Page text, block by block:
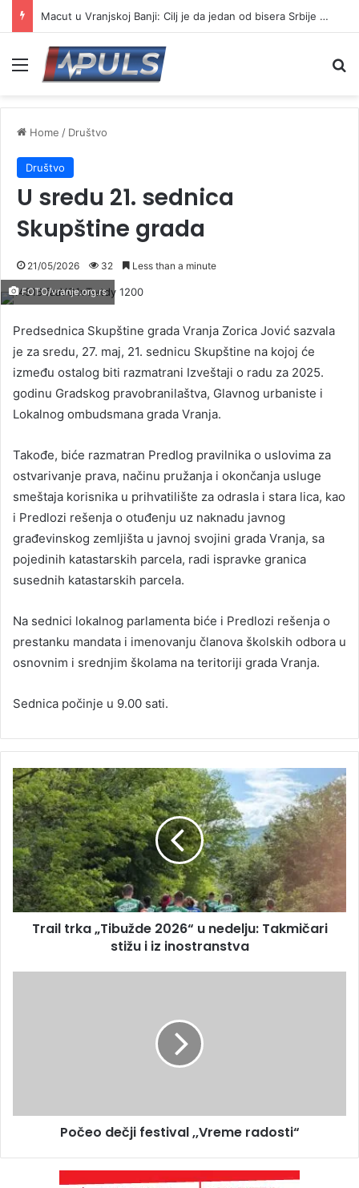
Macut u Vranjskoj Banji: Cilj je da jedan od bisera Srbije postane još jači centar banjskog turizma
Menu
Home / Društvo
Društvo
U sredu 21. sednica
Skupštine grada
21/05/2026 32 Less than a minute
FOTO/vranje.org.rs
Predsednica Skupštine grada Vranja Zorica Jović sazvala
je za sredu, 27. maj, 21. sednicu Skupštine na kojoj će
između ostalog biti razmatrani Izveštaji o radu za 2025.
godinu Gradskog pravobranilaštva, Glavnog urbaniste i
Lokalnog ombudsmana grada Vranja.
Takođe, biće razmatran Predlog pravilnika o uslovima za
ostvarivanje prava, načinu pružanja i okončanja usluge
smeštaja korisnika u prihvatilište za odrasla i stara lica, kao
i Predlozi rešenja o otuđenju uz naknadu javnog
građevinskog zemljišta u javnoj svojini grada Vranja, sa
pojedinih katastarskih parcela, radi ispravke granica
susednih katastarskih parcela.
Na sednici lokalnog parlamenta biće i Predlozi rešenja o
prestanku mandata i imenovanju članova školskih odbora u
osnovnim i srednjim školama na teritoriji grada Vranja.
Sednica počinje u 9.00 sati.
Trail trka „Tibužde 2026“ u nedelju: Takmičari
stižu i iz inostranstva
Počeo dečji festival ,,Vreme radosti“